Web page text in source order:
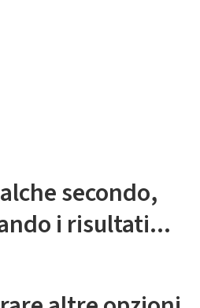
secondo,
i risultati...